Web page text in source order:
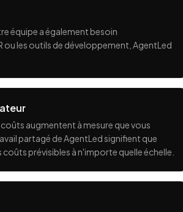
équipe a également besoin
les outils de développement, AgentLed
augmentent à mesure que vous
partagé de AgentLed signifient que
prévisibles à n'importe quelle échelle.